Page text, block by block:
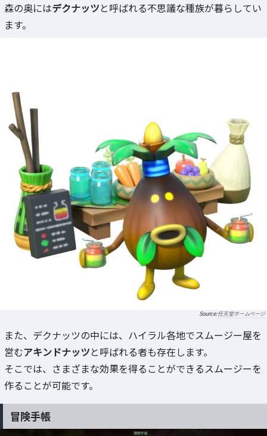
森の奥にはデクナッツと呼ばれる不思議な種族が暮らしてい
ます。
任天堂ホームページ
また、デクナッツの中には、ハイラル各地でスムージー屋を
営むアキンドナッツと呼ばれる者も存在します。
そこでは、さまざまな効果を得ることができるスムージーを
作ることが可能です。
冒険手帳